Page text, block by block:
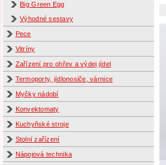
Big Green Egg
Výhodné sestavy
Pece
Vitríny
Zařízení pro ohřev a výdej jídel
Termoporty, jídlonosiče, várnice
Myčky nádobí
Konvektomaty
Kuchyňské stroje
Stolní zařízení
Nápojová technika